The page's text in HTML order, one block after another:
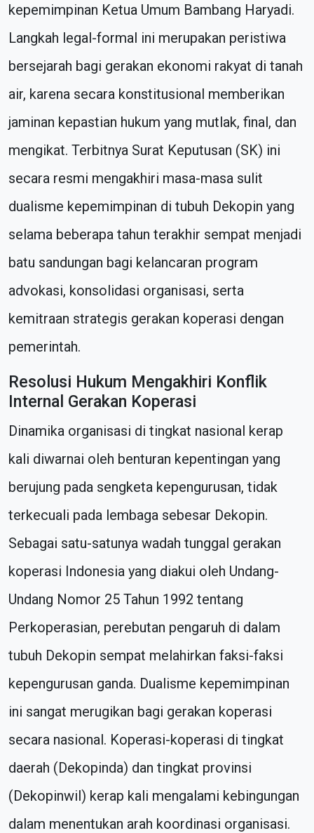
kepemimpinan Ketua Umum Bambang Haryadi.
Langkah legal-formal ini merupakan peristiwa
bersejarah bagi gerakan ekonomi rakyat di tanah
air, karena secara konstitusional memberikan
jaminan kepastian hukum yang mutlak, final, dan
mengikat. Terbitnya Surat Keputusan (SK) ini
secara resmi mengakhiri masa-masa sulit
dualisme kepemimpinan di tubuh Dekopin yang
selama beberapa tahun terakhir sempat menjadi
batu sandungan bagi kelancaran program
advokasi, konsolidasi organisasi, serta
kemitraan strategis gerakan koperasi dengan
pemerintah.
Resolusi Hukum Mengakhiri Konflik
Internal Gerakan Koperasi
Dinamika organisasi di tingkat nasional kerap
kali diwarnai oleh benturan kepentingan yang
berujung pada sengketa kepengurusan, tidak
terkecuali pada lembaga sebesar Dekopin.
Sebagai satu-satunya wadah tunggal gerakan
koperasi Indonesia yang diakui oleh Undang-
Undang Nomor 25 Tahun 1992 tentang
Perkoperasian, perebutan pengaruh di dalam
tubuh Dekopin sempat melahirkan faksi-faksi
kepengurusan ganda. Dualisme kepemimpinan
ini sangat merugikan bagi gerakan koperasi
secara nasional. Koperasi-koperasi di tingkat
daerah (Dekopinda) dan tingkat provinsi
(Dekopinwil) kerap kali mengalami kebingungan
dalam menentukan arah koordinasi organisasi.